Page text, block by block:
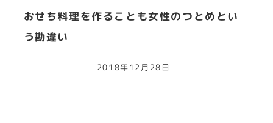
おせち料理を作ることも女性のつとめとい
う勘違い
2018年12月28日